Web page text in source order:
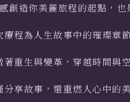
創造你美麗旅程的起點，也
療程為人生故事中的璀璨章
著重生與變革，穿越時間與
分享故事，還重燃人心中的